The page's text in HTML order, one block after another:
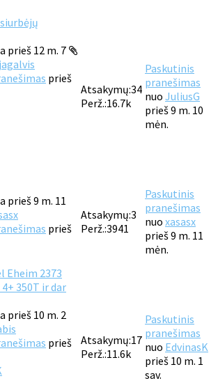
prieš 12 m. 7
prieš
Atsakymų:34
Perž.:16.7k
Paskutinis
pranešimas
nuo JuliusG
prieš 9 m. 10
mėn.
prieš 9 m. 11
prieš
Atsakymų:3
Perž.:3941
Paskutinis
pranešimas
nuo xasasx
prieš 9 m. 11
mėn.
Eheim 2373
350T ir dar
prieš 10 m. 2
prieš
Atsakymų:17
Perž.:11.6k
Paskutinis
pranešimas
nuo EdvinasK
prieš 10 m. 1
sav.